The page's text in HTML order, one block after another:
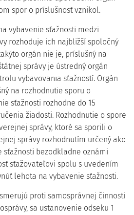
spor o príslušnosť vznikol.
vybavenie sťažnosti medzi
rozhoduje ich najbližší spoločný
orgán nie je, príslušný na
správy je ústredný orgán
vybavovania sťažností. Orgán
na rozhodnutie sporu o
sťažnosti rozhodne do 15
žiadosti. Rozhodnutie o spore
správy, ktoré sa sporili o
správy rozhodnutím určený ako
sťažnosti bezodkladne oznámi
sťažovateľovi spolu s uvedením
lehota na vybavenie sťažnosti.
proti samosprávnej činnosti
sa ustanovenie odseku 1